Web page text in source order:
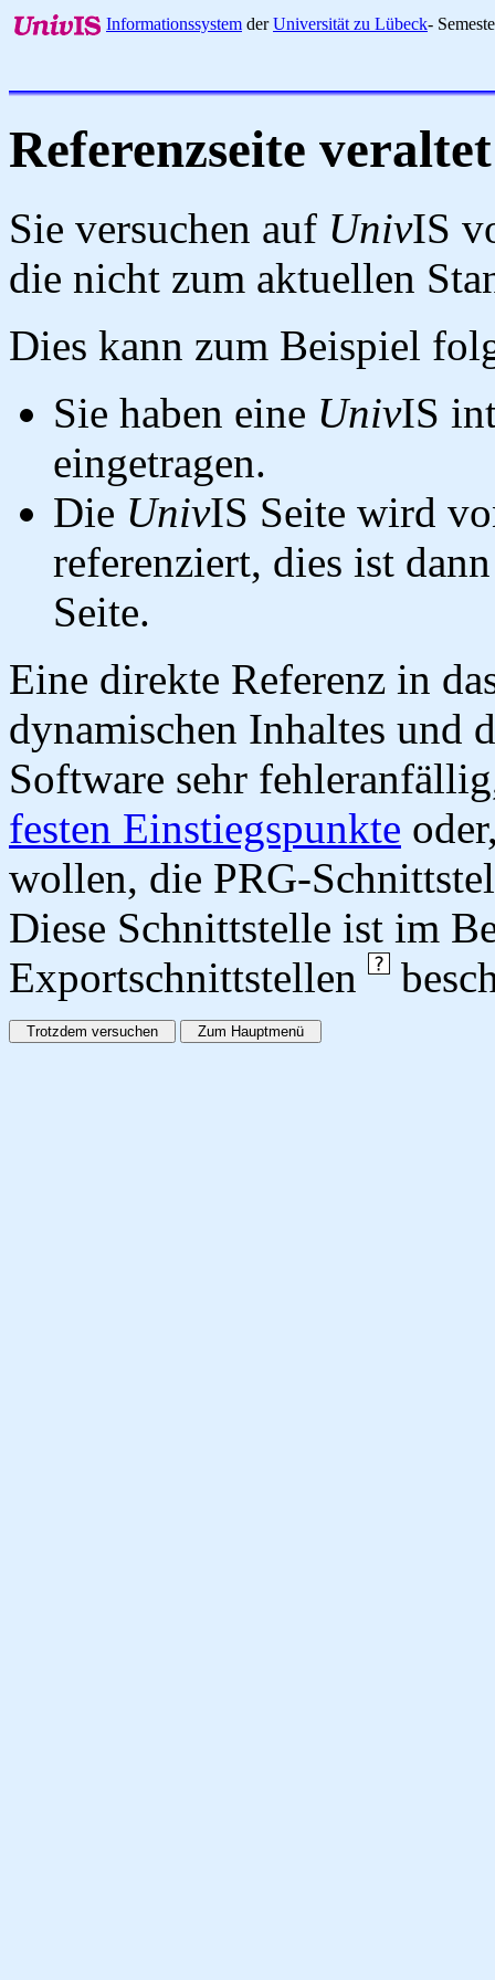
Informationssystem derUniversität zu Lübeck-
Referenzseite veraltet
Sie versuchen auf UnivIS
die nicht zum aktuellen
Dies kann zum Beispiel
Sie haben eine UnivIS
eingetragen.
Die UnivIS Seite wird
referenziert, dies ist
Seite.
Eine direkte Referenz in
dynamischen Inhaltes und
Software sehr
festen Einstiegspunkte
wollen, die PRG-
Diese Schnittstelle ist im
Exportschnittstellen